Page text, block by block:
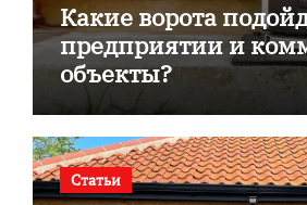
Какие ворота
предприятии и
объекты?
Статьи